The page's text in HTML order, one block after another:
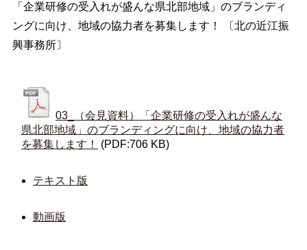
「企業研修の受入れが盛んな県北部地域」のブランディ
ングに向け、地域の協力者を募集します！ 〔北の近江振
興事務所〕
03_（会見資料）「企業研修の受入れが盛んな
県北部地域」のブランディングに向け、地域の協力者
を募集します！
(PDF:706 KB)
テキスト版
動画版